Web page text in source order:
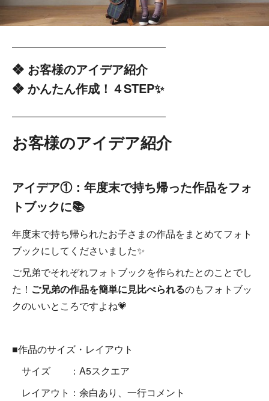
――――――――――――――――
❖ お客様のアイデア紹介
❖ かんたん作成！４STEP✨
――――――――――――――――
お客様のアイデア紹介
アイデア①：年度末で持ち帰った作品をフォ
トブックに📚
年度末で持ち帰られたお子さまの作品をまとめてフォト
ブックにしてくださいました✨
ご兄弟でそれぞれフォトブックを作られたとのことでし
た！ ご兄弟の作品を簡単に見比べられるのもフォトブッ
クのいいところですよね💗
■作品のサイズ・レイアウト
サイズ ：A5スクエア
レイアウト：余白あり、一行コメント